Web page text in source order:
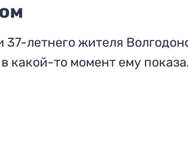
37-летнего жителя
какой-то момент ему